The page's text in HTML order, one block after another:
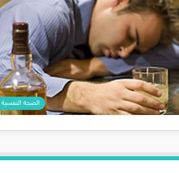
الصحة النفسية